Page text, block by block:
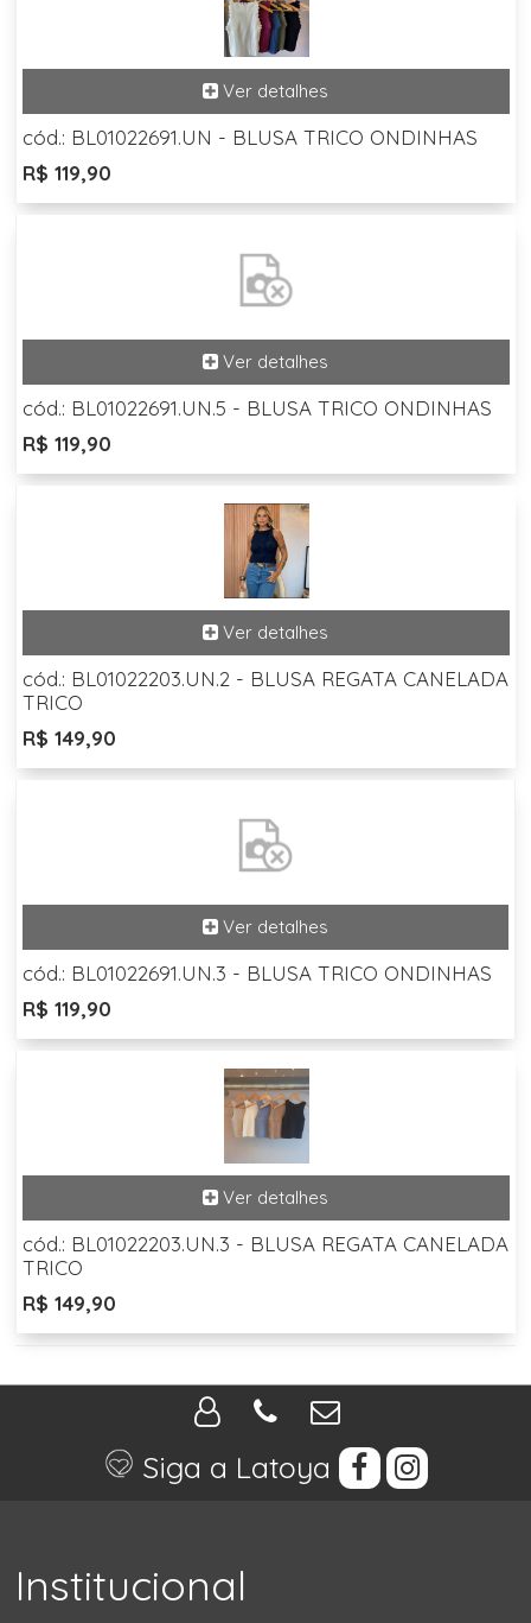
cód.: BL01022691.UN - BLUSA TRICO ONDINHAS
R$ 119,90
cód.: BL01022691.UN.5 - BLUSA TRICO ONDINHAS
R$ 119,90
cód.: BL01022203.UN.2 - BLUSA REGATA CANELADA
TRICO
R$ 149,90
cód.: BL01022691.UN.3 - BLUSA TRICO ONDINHAS
R$ 119,90
cód.: BL01022203.UN.3 - BLUSA REGATA CANELADA
TRICO
R$ 149,90
Siga a Latoya
Institucional